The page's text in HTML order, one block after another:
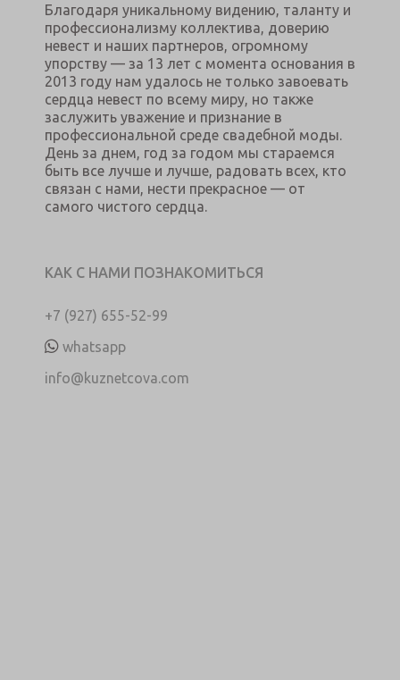
Благодаря уникальному видению, таланту и
профессионализму коллектива, доверию
невест и наших партнеров, огромному
упорству — за 13 лет с момента основания в
2013 году нам удалось не только завоевать
сердца невест по всему миру, но также
заслужить уважение и признание в
профессиональной среде свадебной моды.
День за днем, год за годом мы стараемся
быть все лучше и лучше, радовать всех, кто
связан с нами, нести прекрасное — от
самого чистого сердца.
КАК С НАМИ ПОЗНАКОМИТЬСЯ
+7 (927) 655-52-99
whatsapp
info@kuznetcova.com